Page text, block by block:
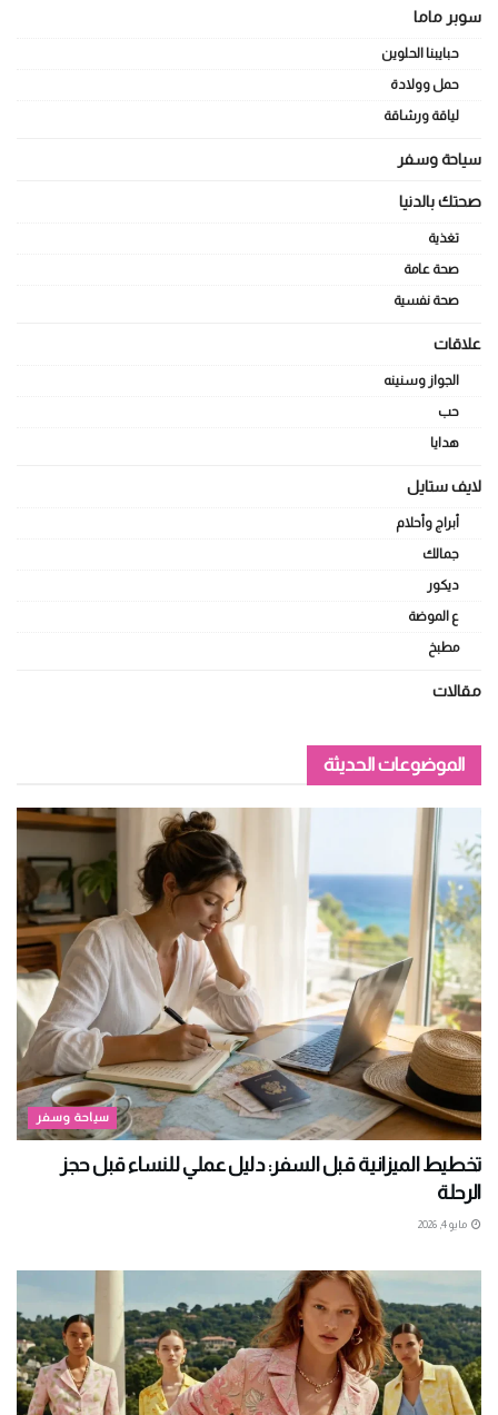
سوبر ماما
حبايبنا الحلوين
حمل وولادة
لياقة ورشاقة
سياحة وسفر
صحتك بالدنيا
تغذية
صحة عامة
صحة نفسية
علاقات
الجواز وسنينه
حب
هدايا
لايف ستايل
أبراج وأحلام
جمالك
ديكور
ع الموضة
مطبخ
مقالات
الموضوعات الحديثة
سياحة وسفر
تخطيط الميزانية قبل السفر: دليل عملي للنساء قبل حجز
الرحلة
مايو 4, 2026